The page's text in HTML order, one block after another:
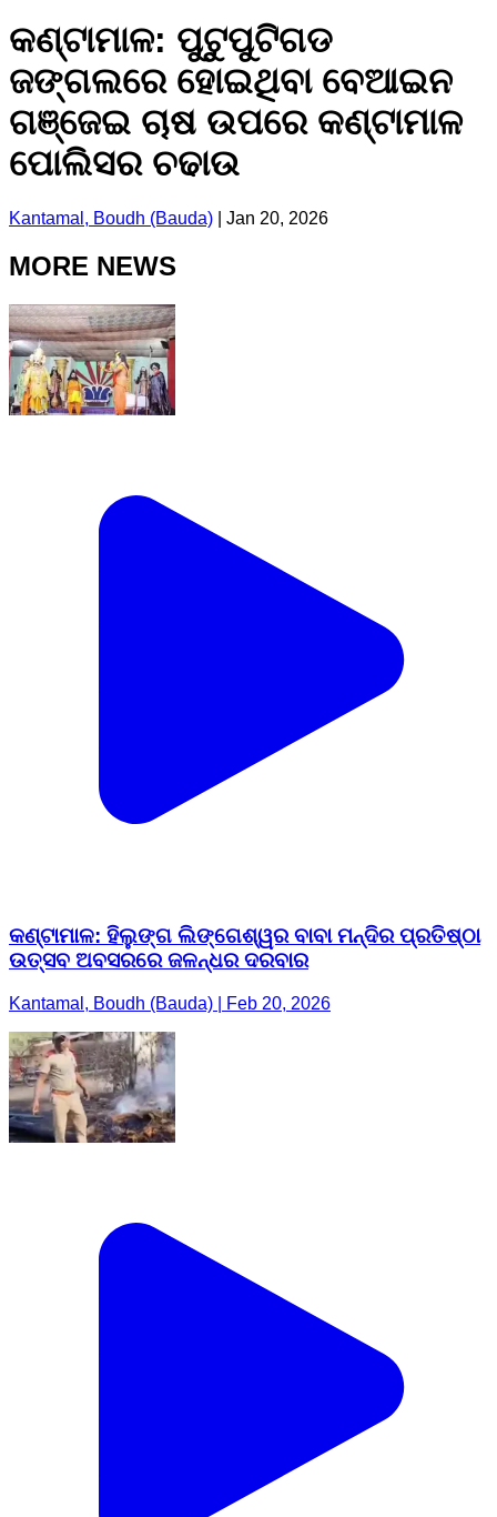
କଣ୍ଟାମାଳ: ପୁଟୁପୁଟିଗଡ
ଜଙ୍ଗଲରେ ହୋଇଥିବା ବେଆଇନ
ଗଞ୍ଜେଇ ଚାଷ ଉପରେ କଣ୍ଟାମାଳ
ପୋଲିସର ଚଢାଉ
Kantamal, Boudh (Bauda) Jan 20, 2026
MORE NEWS
କଣ୍ଟାମାଳ: ହିଲୁଙ୍ଗ ଲିଙ୍ଗେଶ୍ୱର ବାବା ମନ୍ଦିର ପ୍ରତିଷ୍ଠା
ଉତ୍ସବ ଅବସରରେ ଜଳନ୍ଧର ଦରବାର
Kantamal, Boudh (Bauda) | Feb 20, 2026